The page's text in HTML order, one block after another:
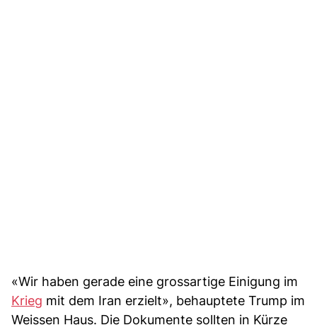
«Wir haben gerade eine grossartige Einigung im
Krieg mit dem Iran erzielt», behauptete Trump im
Weissen Haus. Die Dokumente sollten in Kürze